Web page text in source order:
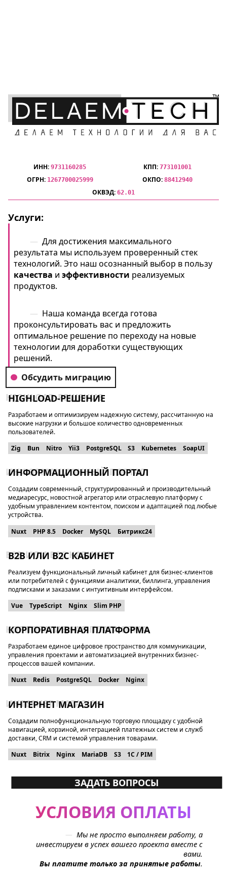
ИНН: 9731160285 КПП: 773101001
ОГРН: 1267700025999 ОКПО: 88412940
ОКВЭД: 62.01
Услуги:
Для достижения максимального
результата мы используем проверенный стек
технологий. Это наш осознанный выбор в пользу
качества иэффективности реализуемых
продуктов.
Наша команда всегда готова
проконсультировать вас и предложить
оптимальное решение по переходу на новые
технологии для доработки существующих
решений.
Обсудить миграцию
HIGHLOAD-РЕШЕНИЕ
Разработаем и оптимизируем надежную систему, рассчитанную на
высокие нагрузки и большое количество одновременных
пользователей.
Zig
Bun Nitro Yii3 PostgreSQL S3 Kubernetes SoapUI
ИНФОРМАЦИОННЫЙ ПОРТАЛ
Создадим современный, структурированный и производительный
медиаресурс, новостной агрегатор или отраслевую платформу с
удобным управлением контентом, поиском и адаптацией под любые
устройства.
Nuxt
PHP 8.5 Docker MySQL Битрикс24
B2B ИЛИ B2C КАБИНЕТ
Реализуем функциональный личный кабинет для бизнес-клиентов
или потребителей с функциями аналитики, биллинга, управления
подписками и заказами с интуитивным интерфейсом.
Vue
TypeScript Nginx Slim PHP
КОРПОРАТИВНАЯ ПЛАТФОРМА
Разработаем единое цифровое пространство для коммуникации,
управления проектами и автоматизацией внутренних бизнес-
процессов вашей компании.
Nuxt
Redis PostgreSQL Docker Nginx
ИНТЕРНЕТ МАГАЗИН
Создадим полнофункциональную торговую площадку с удобной
навигацией, корзиной, интеграцией платежных систем и служб
доставки, CRM и системой управления товарами.
Nuxt
Bitrix Nginx MariaDB S3 1C / PIM
ЗАДАТЬ ВОПРОСЫ
УСЛОВИЯ ОПЛАТЫ
Мы не просто выполняем работу, а
инвестируем в успех вашего проекта вместе с
вами.
Вы платите только за принятые работы.